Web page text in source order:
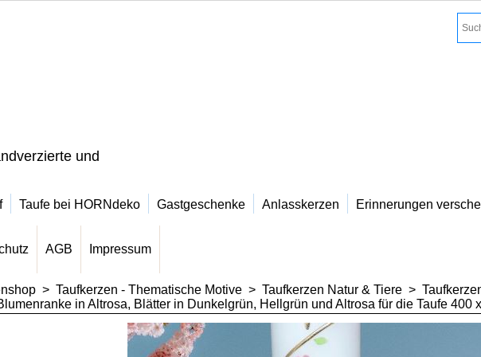
und
Taufe bei HORNdeko Gastgeschenke Anlasskerzen Erinnerungen
AGB Impressum
> Taufkerzen - Thematische Motive > Taufkerzen Natur & Tiere >
in Altrosa, Blätter in Dunkelgrün, Hellgrün und Altrosa für die Taufe 400